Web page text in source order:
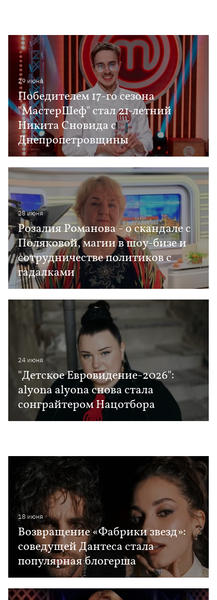
29 июня
Победителем 17-го сезона
"МастерШеф" стал 21-летний
Никита Сновида с
Днепропетровщины
28 июня
Розалия Романова - о скандале с
Поляковой, магии в шоу-бизе и
сотрудничестве политиков с
гадалками
24 июня
"Детское Евровидение-2026":
alyona alyona снова стала
сонграйтером Нацотбора
18 июня
Возвращение «Фабрики звезд»:
соведущей Дантеса стала
популярная блогерша